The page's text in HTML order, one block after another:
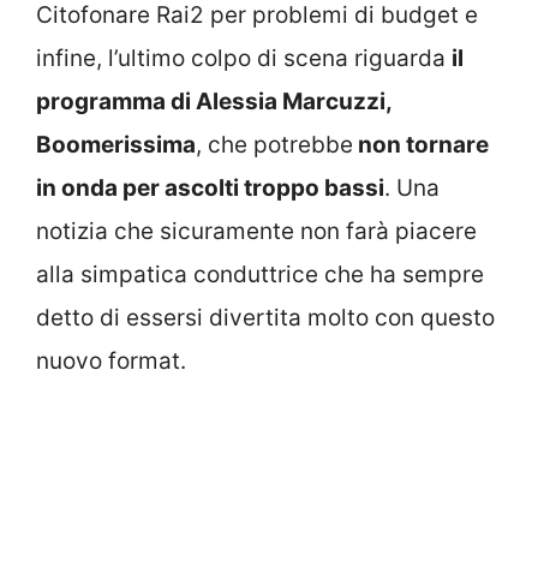
Citofonare Rai2 per problemi di budget e
infine, l’ultimo colpo di scena riguarda il
programma di Alessia Marcuzzi,
Boomerissima, che potrebbe non tornare
in onda per ascolti troppo bassi. Una
notizia che sicuramente non farà piacere
alla simpatica conduttrice che ha sempre
detto di essersi divertita molto con questo
nuovo format.